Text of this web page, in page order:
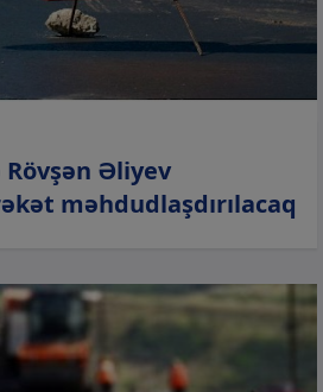
Əliyev
məhdudlaşdırılacaq